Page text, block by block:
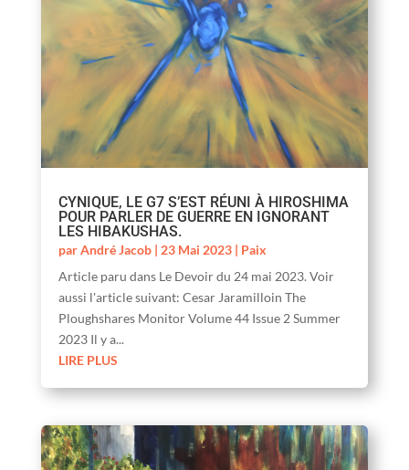
CYNIQUE, LE G7 S’EST RÉUNI À HIROSHIMA
POUR PARLER DE GUERRE EN IGNORANT
LES HIBAKUSHAS.
parAndré Jacob| 23 Mai 2023| Paix
Article paru dans Le Devoir du 24 mai 2023. Voir
aussi l'article suivant: Cesar Jaramilloin The
Ploughshares Monitor Volume 44 Issue 2 Summer
2023 Il y a...
LIRE PLUS